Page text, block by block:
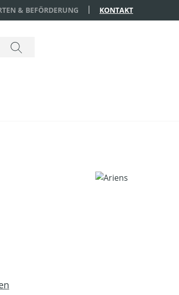
& BEFÖRDERUNG KONTAKT